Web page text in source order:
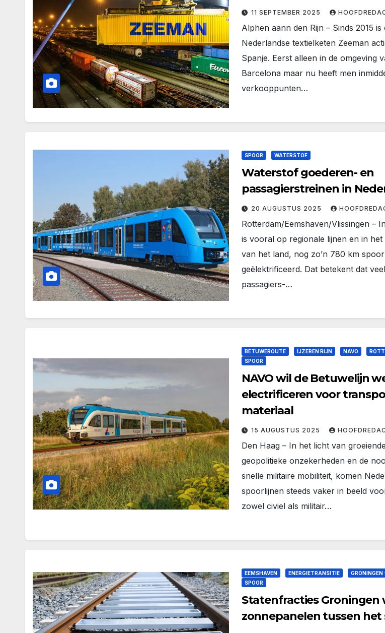
11 SEPTEMBER 2025
Alphen aann den Rijn – Sinds 2015 is
Nederlandse textielketen Zeeman
Spanje. Eerst alleen in de omgeving
Barcelona maar nu heeft men
verkooppunten…
SPOOR WATERSTOF
Waterstof goederen- en
passagierstreinen in
20 AUGUSTUS 2025
Rotterdam/Eemshaven/Vlissingen –
is vooral op regionale lijnen en in
van het land, nog zo’n 780 km
geëlektrificeerd. Dat betekent dat veel
passagiers-…
BETUWEROUTE IJZEREN RIJN NAVO
SPOOR
NAVO wil de Betuwelijn
electrificeren voor
materiaal
15 AUGUSTUS 2025
Den Haag – In het licht van groeiende
geopolitieke onzekerheden en de
snelle militaire mobiliteit, komen
spoorlijnen steeds vaker in beeld
zowel civiel als militair…
EEMSHAVEN ENERGIETRANSITIE
GRONINGEN
SPOOR
Statenfracties Groningen
zonnepanelen tussen het